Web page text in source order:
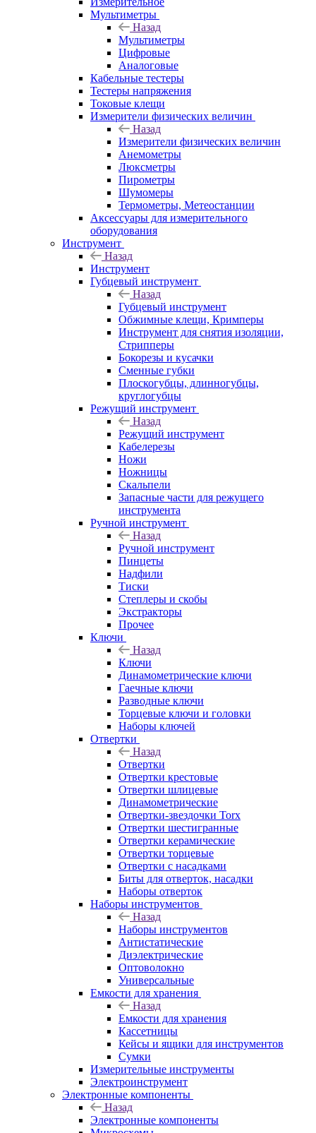
Мультиметры
Назад
Мультиметры
Цифровые
Аналоговые
Кабельные тестеры
Тестеры напряжения
Токовые клещи
Измерители физических величин
Назад
Измерители физических величин
Анемометры
Люксметры
Пирометры
Шумомеры
Термометры, Метеостанции
Аксессуары для измерительного
оборудования
Инструмент
Назад
Инструмент
Губцевый инструмент
Назад
Губцевый инструмент
Обжимные клещи, Кримперы
Инструмент для снятия изоляции,
Стрипперы
Бокорезы и кусачки
Сменные губки
Плоскогубцы, длинногубцы,
круглогубцы
Режущий инструмент
Назад
Режущий инструмент
Кабелерезы
Ножи
Ножницы
Скальпели
Запасные части для режущего
инструмента
Ручной инструмент
Назад
Ручной инструмент
Пинцеты
Надфили
Тиски
Степлеры и скобы
Экстракторы
Прочее
Ключи
Назад
Ключи
Динамометрические ключи
Гаечные ключи
Разводные ключи
Торцевые ключи и головки
Наборы ключей
Отвертки
Назад
Отвертки
Отвертки крестовые
Отвертки шлицевые
Динамометрические
Отвертки-звездочки Torx
Отвертки шестигранные
Отвертки керамические
Отвертки торцевые
Отвертки с насадками
Биты для отверток, насадки
Наборы отверток
Наборы инструментов
Назад
Наборы инструментов
Антистатические
Диэлектрические
Оптоволокно
Универсальные
Емкости для хранения
Назад
Емкости для хранения
Кассетницы
Кейсы и ящики для инструментов
Сумки
Измерительные инструменты
Электроинструмент
Электронные компоненты
Назад
Электронные компоненты